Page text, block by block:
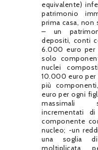
equivalente)
patrimonio
prima casa, non
– un
depositi, conti
6.000 euro per
solo
nuclei
10.000 euro
più
euro per ogni
massimali
incrementati
componente
nucleo; -un
una soglia
moltiplicata